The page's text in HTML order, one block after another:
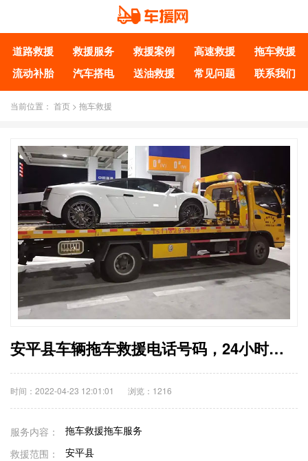
道路救援 救援服务 救援案例 高速救援
拖车救援
流动补胎
汽车搭电 送油救援 常见问题 联系我们
当前位置： 首页 > 拖车救援
安平县车辆拖车救援电话号码，24小时救援拖车公司收费标准
时间：2022-04-23 12:01:01 浏览： 1216
服务内容：
拖车救援拖车服务
救援范围：
安平县